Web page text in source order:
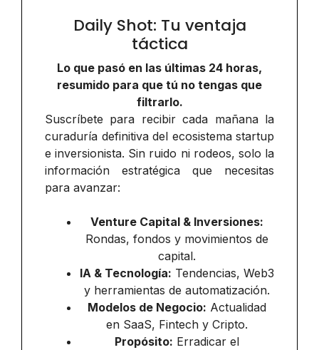
Daily Shot: Tu ventaja
táctica
Lo que pasó en las últimas 24 horas,
resumido para que tú no tengas que
filtrarlo.
Suscríbete para recibir cada mañana la
curaduría definitiva del ecosistema startup
e inversionista. Sin ruido ni rodeos, solo la
información estratégica que necesitas
para avanzar:
Venture Capital & Inversiones:
Rondas, fondos y movimientos de
capital.
IA & Tecnología: Tendencias, Web3
y herramientas de automatización.
Modelos de Negocio: Actualidad
en SaaS, Fintech y Cripto.
Propósito: Erradicar el